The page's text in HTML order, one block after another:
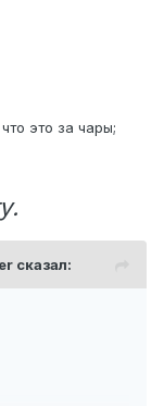
это за чары;
сказал: